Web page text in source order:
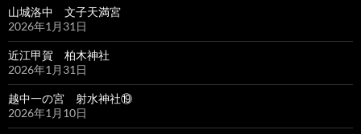
山城洛中 文子天満宮
2026年1月31日
近江甲賀 柏木神社
2026年1月31日
越中一の宮 射水神社⑲
2026年1月10日